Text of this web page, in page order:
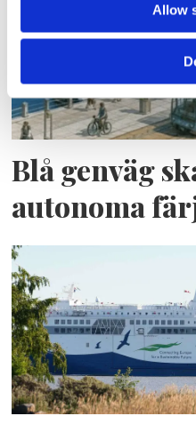
Allow
Blå genväg
autonoma